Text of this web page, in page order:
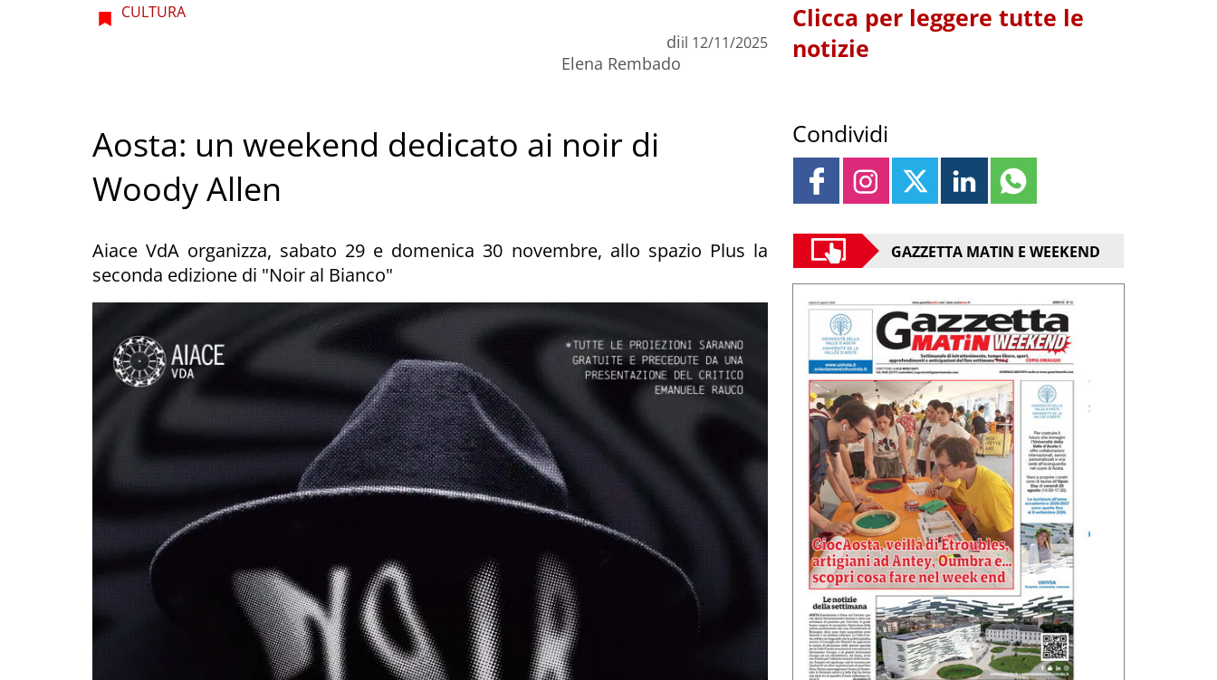
CULTURA
di
Elena Rembado
il 12/11/2025
Aosta: un weekend dedicato ai noir di
Woody Allen
Aiace VdA organizza, sabato 29 e domenica 30 novembre, allo spazio Plus la
seconda edizione di "Noir al Bianco"
Clicca per leggere tutte le
notizie
Condividi
GAZZETTA MATIN E WEEKEND